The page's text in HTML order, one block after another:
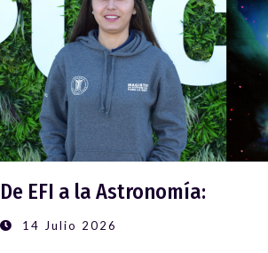
De EFI a la Astronomía:
14 Julio 2026